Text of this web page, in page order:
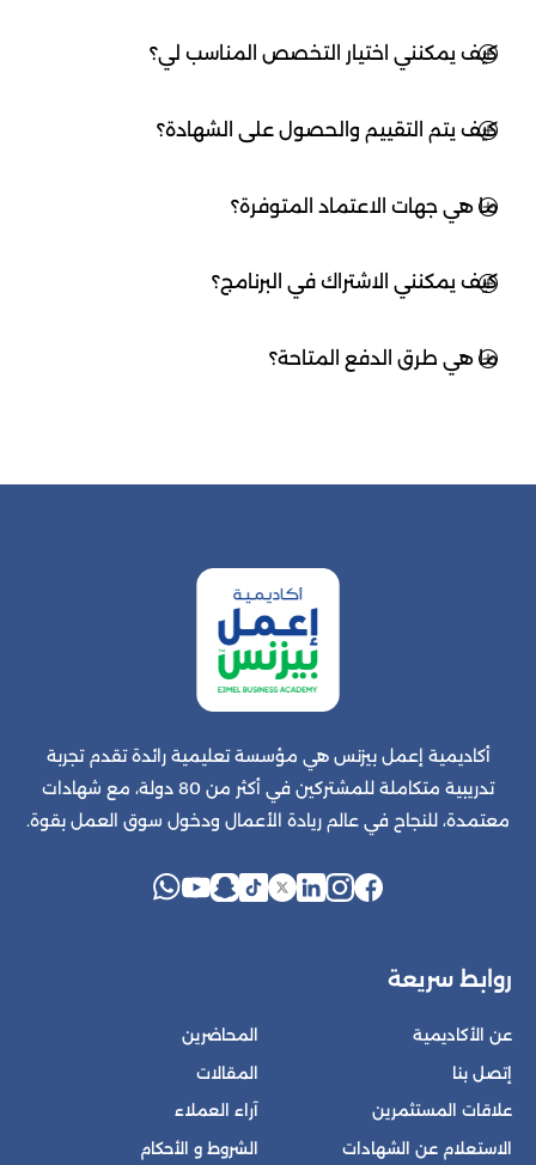
كيف يمكنني اختيار التخصص المناسب لي؟
كيف يتم التقييم والحصول على الشهادة؟
ما هي جهات الاعتماد المتوفرة؟
كيف يمكنني الاشتراك في البرنامج؟
ما هي طرق الدفع المتاحة؟
أكاديمية إعمل بيزنس هي مؤسسة تعليمية رائدة تقدم تجربة
تدريبية متكاملة للمشتركين في أكثر من 80 دولة، مع شهادات
معتمدة، للنجاح في عالم ريادة الأعمال ودخول سوق العمل بقوة.
روابط سريعة
عن الأكاديمية
إتصل بنا
علاقات المستثمرين
الاستعلام عن الشهادات
المحاضرين
المقالات
آراء العملاء
الشروط و الأحكام